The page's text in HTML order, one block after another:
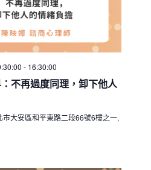
不再過度同理，卸下他人
- 16:30:00
市大安區和平東路二段66號6樓之一,